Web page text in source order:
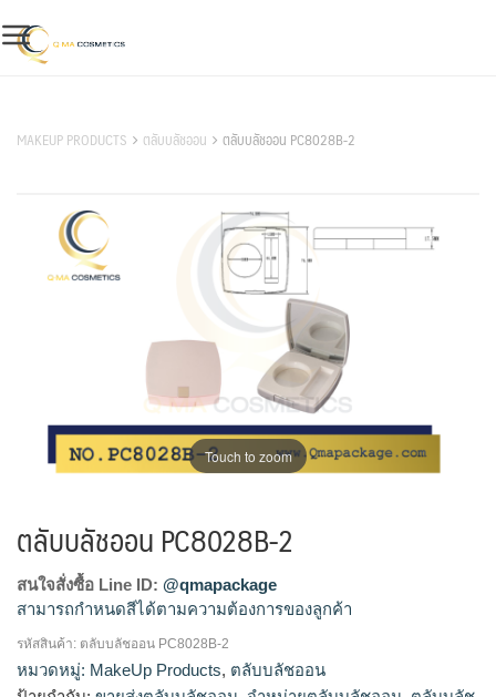
to
content
MAKEUP PRODUCTS ตลับบลัชออน ตลับบลัชออน PC8028B-2
Touch to zoom
ตลับบลัชออน PC8028B-2
สนใจสั่งซื้อ Line ID: @qmapackage
สามารถกำหนดสีได้ตามความต้องการของลูกค้า
โรงงานผลิตตลับบลัชออน,รับผลิตตลับบลัชออน,ขายส่งตลับบลัช
ออน,จำหน่ายตลับบลัชออน
รหัสสินค้า: ตลับบลัชออน PC8028B-2
หมวดหมู่: MakeUp Products, ตลับบลัชออน